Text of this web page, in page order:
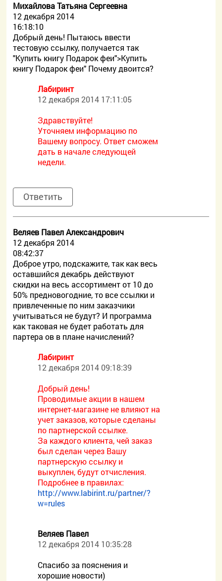
Михайлова Татьяна Сергеевна
12 декабря 2014
16:18:10
Добрый день! Пытаюсь ввести
тестовую ссылку, получается так
"Купить книгу Подарок феи">Купить
книгу Подарок феи" Почему двоится?
Лабиринт
12 декабря 2014 17:11:05
Здравствуйте!
Уточняем информацию по
Вашему вопросу. Ответ сможем
дать в начале следующей
недели.
Ответить
Веляев Павел Александрович
12 декабря 2014
08:42:37
Доброе утро, подскажите, так как весь
оставшийся декабрь действуют
скидки на весь ассортимент от 10 до
50% предновогодние, то все ссылки и
привлеченные по ним заказчики
учитываться не будут? И программа
как таковая не будет работать для
партера ов в плане начислений?
Лабиринт
12 декабря 2014 09:18:39
Добрый день!
Проводимые акции в нашем
интернет-магазине не влияют на
учет заказов, которые сделаны
по партнерской ссылке.
За каждого клиента, чей заказ
был сделан через Вашу
партнерскую ссылку и
выкуплен, будут отчисления.
Подробнее в правилах:
http://www.labirint.ru/partner/?
w=rules
Веляев Павел
12 декабря 2014 10:35:28
Спасибо за пояснения и
хорошие новости)